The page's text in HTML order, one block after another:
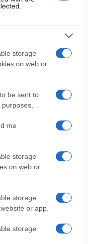
storage
on web or
be sent to
me
storage
on web or
storage
or app.
storage
Αραχωβα –
του
στο σημείο